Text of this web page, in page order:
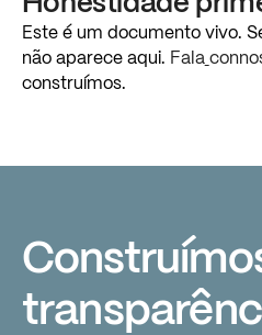
Este é um documento vivo.
não aparece aqui. Fala
construímos.